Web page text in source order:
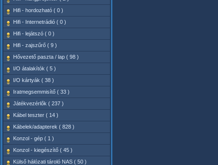
Hifi - hordozható ( 0 )
Hifi - Internetrádió ( 0 )
Hifi - lejátszó ( 0 )
Hifi - zajszűrő ( 9 )
Hővezető paszta / lap ( 98 )
I/O átalakítók ( 5 )
I/O kártyák ( 38 )
Iratmegsemmisítő ( 33 )
Játékvezérlők ( 237 )
Kábel teszter ( 14 )
Kábelek/adapterek ( 828 )
Konzol - gép ( 1 )
Konzol - kiegészítő ( 45 )
Külső hálózati tároló NAS ( 50 )